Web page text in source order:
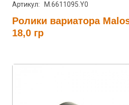
Артикул: M.6611095.Y0
Ролики вариатора
18,0 гр